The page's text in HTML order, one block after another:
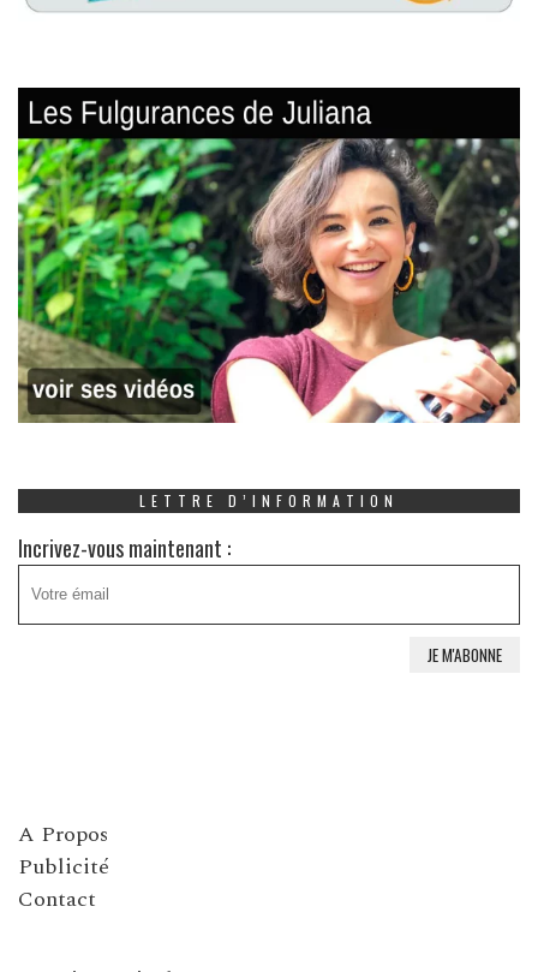
LETTRE D’INFORMATION
Incrivez-vous maintenant :
A Propos
Publicité
Contact